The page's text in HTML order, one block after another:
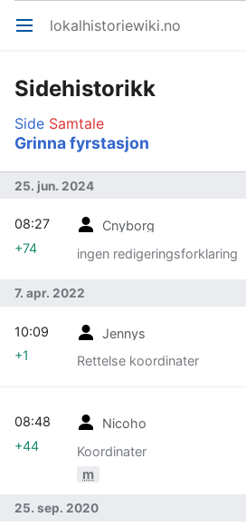
Åpne hovedmenyen lokalhistoriewiki.no
Sidehistorikk
Side Samtale
Grinna fyrstasjon
25. jun. 2024
Cnyborg
ingen redigeringsforklaring
08:27
+74
7. apr. 2022
Jennys
Rettelse koordinater
10:09
+1
Nicoho
Koordinater
m
08:48
+44
25. sep. 2020